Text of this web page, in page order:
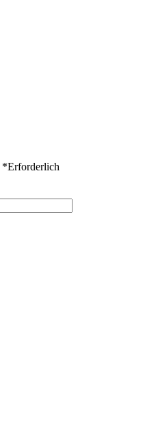
*Erforderlich